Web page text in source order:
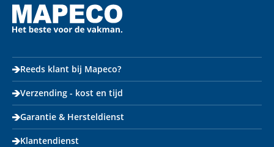
Reeds klant bij Mapeco?
Verzending - kost en tijd
Garantie & Hersteldienst
Klantendienst